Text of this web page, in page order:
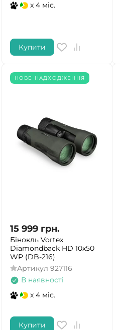
x 4 міс.
Купити
НОВЕ НАДХОДЖЕННЯ
15 999 грн.
Бінокль Vortex
Diamondback HD 10x50
WP (DB-216)
Артикул 927116
В наявності
x 4 міс.
Купити